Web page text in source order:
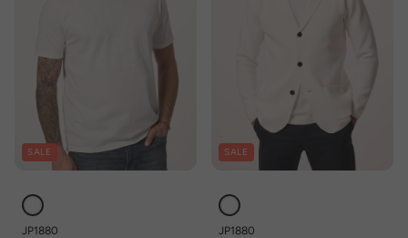
SALE
JP1880
SALE
JP1880